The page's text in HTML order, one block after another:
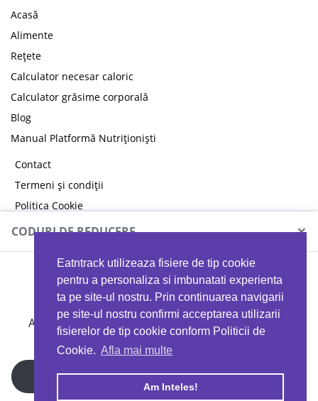
Eatntrack utilizeaza fisiere de tip cookie
pentru a personaliza si imbunatati experienta
ta pe site-ul nostru. Prin continuarea navigarii
pe site-ul nostru confirmi acceptarea utilizarii
fisierelor de tip cookie conform Politicii de
Cookie. Afla mai multe
Am Inteles!
Acasă
Alimente
Rețete
Calculator necesar caloric
Calculator grăsime corporală
Blog
Manual Platformă Nutriționiști
Contact
Termeni și condiții
Politica Cookie
Politica de confidențialitate
CODURI DE REDUCERE ×
MYPROTEIN
Ai 40%reducere la orice comandă folosind codul
EATTRACK
Profită acum